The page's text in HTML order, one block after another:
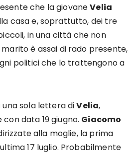
che la giovaneVelia
casa e, soprattutto, dei tre
in una città che non
è assai di rado presente,
politici che lo trattengono a
una sola lettera diVelia,
data 19 giugno. Giacomo
alla moglie, la prima
17 luglio. Probabilmente